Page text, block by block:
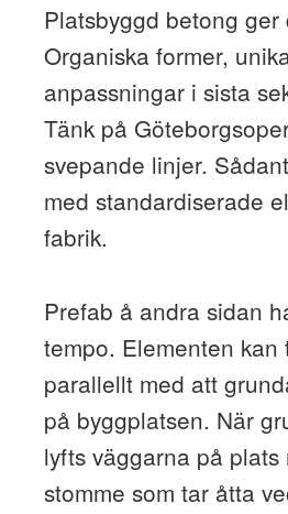
Platsbyggd betong ger
Organiska former,
anpassningar i sista
Tänk på
svepande linjer.
med standardiserade
fabrik.
Prefab å andra sidan
tempo. Elementen kan
parallellt med att
på byggplatsen. När
lyfts väggarna på plats
stomme som tar åtta